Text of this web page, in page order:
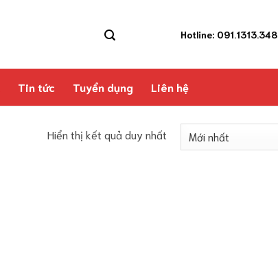
Hotline: 091.1313.348
Tin tức Tuyển dụng Liên hệ
Hiển thị kết quả duy nhất